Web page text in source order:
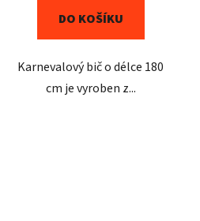
DO KOŠÍKU
Karnevalový bič o délce 180
cm je vyroben z...